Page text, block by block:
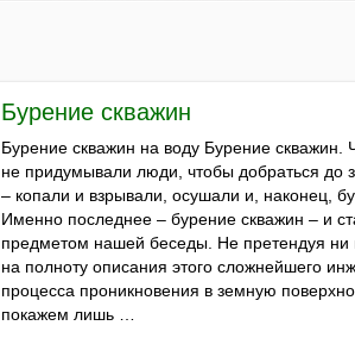
Бурение скважин
Бурение скважин на воду Бурение скважин.
не придумывали люди, чтобы добраться до
– копали и взрывали, осушали и, наконец,
Именно последнее – бурение скважин – и
предметом нашей беседы. Не претендуя ни
на полноту описания этого сложнейшего
процесса проникновения в земную
покажем лишь …